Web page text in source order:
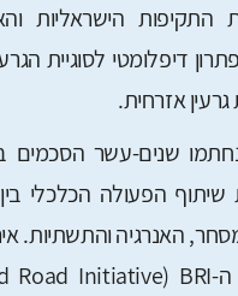
הישראליות
דיפלומטי לסוגיית
אזרחית.
שנים-עשר הסכמים
הפעולה הכלכלי
האנרגיה והתשתיות.